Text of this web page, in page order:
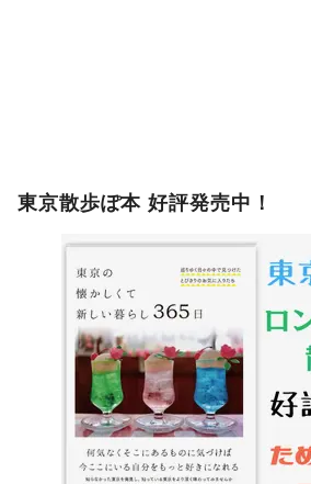
東京散歩ぽ本 好評発売中！